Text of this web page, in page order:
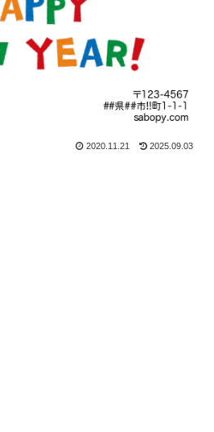
2020.11.21 2025.09.03